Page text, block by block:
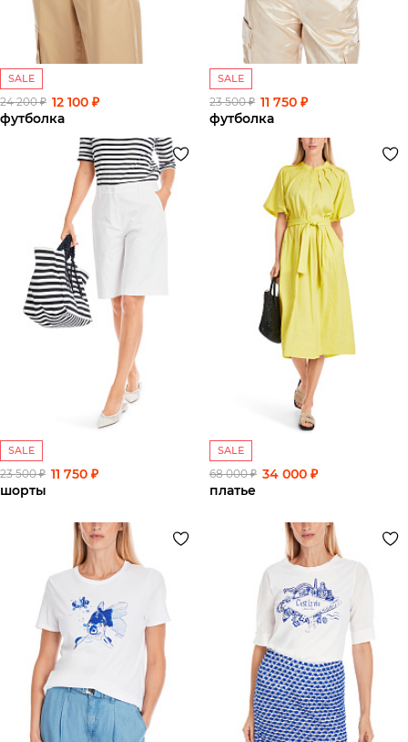
SALE
24 200 ₽ 12 100 ₽
футболка
SALE
23 500 ₽ 11 750 ₽
футболка
SALE
23 500 ₽ 11 750 ₽
шорты
SALE
68 000 ₽ 34 000 ₽
платье